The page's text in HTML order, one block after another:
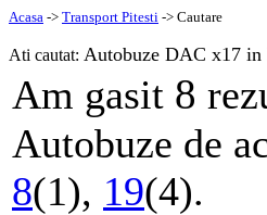
Acasa -> Transport Pitesti -> Cautare
Ati cautat: Autobuze DAC x17 in
Am gasit 8
Autobuze de
8(1), 19(4).